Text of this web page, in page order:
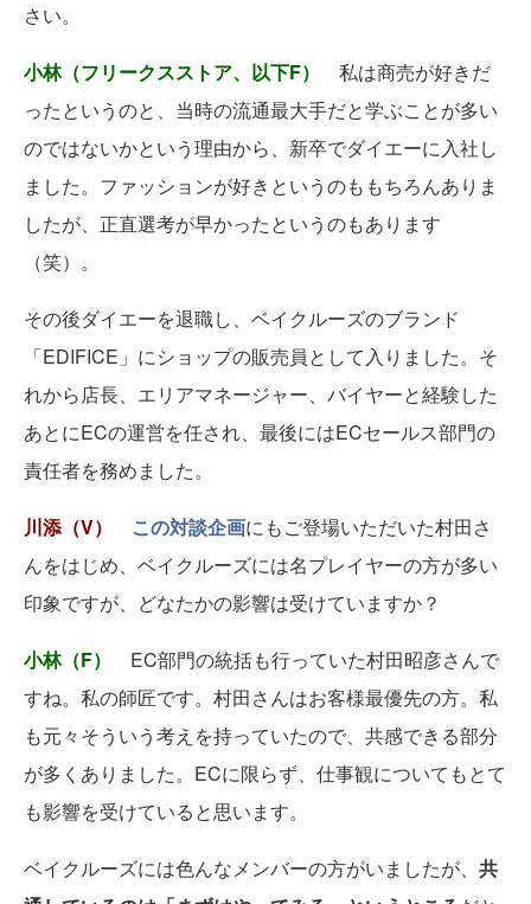
さい。
小林（フリークスストア、以下F）
私は商売が好きだ
ったというのと、当時の流通最大手だと学ぶことが多い
のではないかという理由から、新卒でダイエーに入社し
ました。ファッションが好きというのももちろんありま
したが、正直選考が早かったというのもあります
（笑）。
その後ダイエーを退職し、ベイクルーズのブランド
「EDIFICE」にショップの販売員として入りました。そ
れから店長、エリアマネージャー、バイヤーと経験した
あとにECの運営を任され、最後にはECセールス部門の
責任者を務めました。
川添（V） この対談企画にもご登場いただいた村田さ
んをはじめ、ベイクルーズには名プレイヤーの方が多い
印象ですが、どなたかの影響は受けていますか？
小林（F）
EC部門の統括も行っていた村田昭彦さんで
すね。私の師匠です。村田さんはお客様最優先の方。私
も元々そういう考えを持っていたので、共感できる部分
が多くありました。ECに限らず、仕事観についてもとて
も影響を受けていると思います。
ベイクルーズには色んなメンバーの方がいましたが、 共